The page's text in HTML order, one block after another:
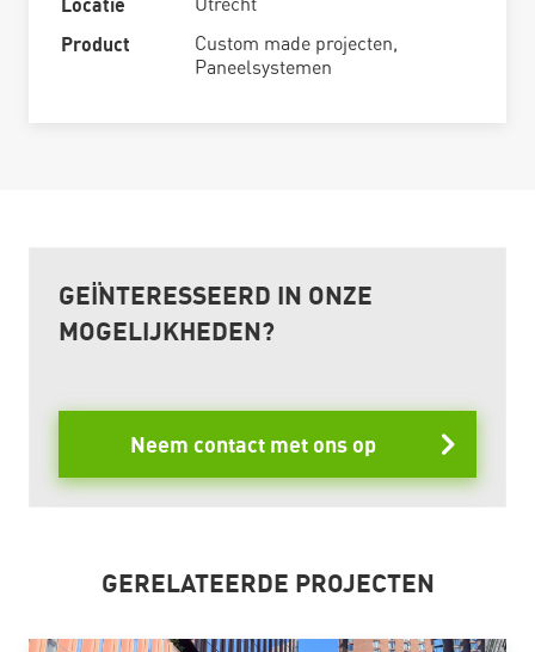
Locatie
Product Custom made projecten,
Paneelsystemen
GEÏNTERESSEERD IN ONZE
MOGELIJKHEDEN?
Neem contact met ons op
GERELATEERDE PROJECTEN